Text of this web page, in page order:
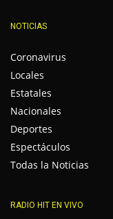
NOTICIAS
Coronavirus
Locales
Estatales
Nacionales
Deportes
Espectáculos
Todas la Noticias
RADIO HIT EN VIVO